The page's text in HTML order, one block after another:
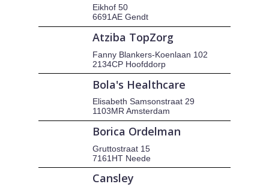
Eikhof 50
6691AE Gendt
Atziba TopZorg
Fanny Blankers-Koenlaan 102
2134CP Hoofddorp
Bola's Healthcare
Elisabeth Samsonstraat 29
1103MR Amsterdam
Borica Ordelman
Gruttostraat 15
7161HT Neede
Cansley